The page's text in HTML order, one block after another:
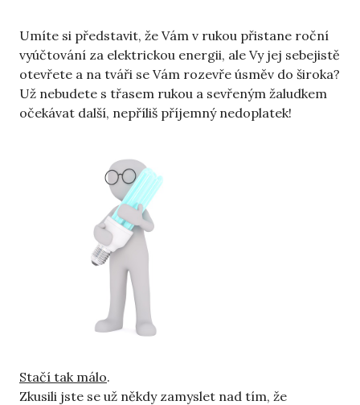
Umíte si představit, že Vám v rukou přistane roční
vyúčtování za elektrickou energii, ale Vy jej sebejistě
otevřete a na tváři se Vám rozevře úsměv do široka?
Už nebudete s třasem rukou a sevřeným žaludkem
očekávat další, nepříliš příjemný nedoplatek!
Stačí tak málo.
Zkusili jste se už někdy zamyslet nad tím, že